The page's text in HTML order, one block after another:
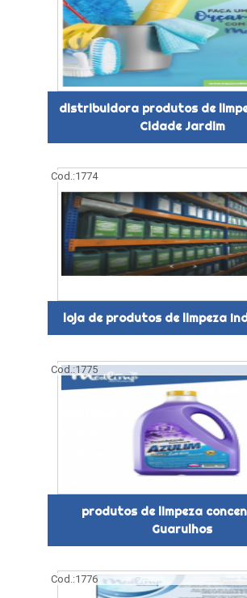
distribuidora produtos de
Cidade Jardim
Cod.:1774
loja de produtos de limpeza
Cod.:1775
produtos de limpeza
Guarulhos
Cod.:1776